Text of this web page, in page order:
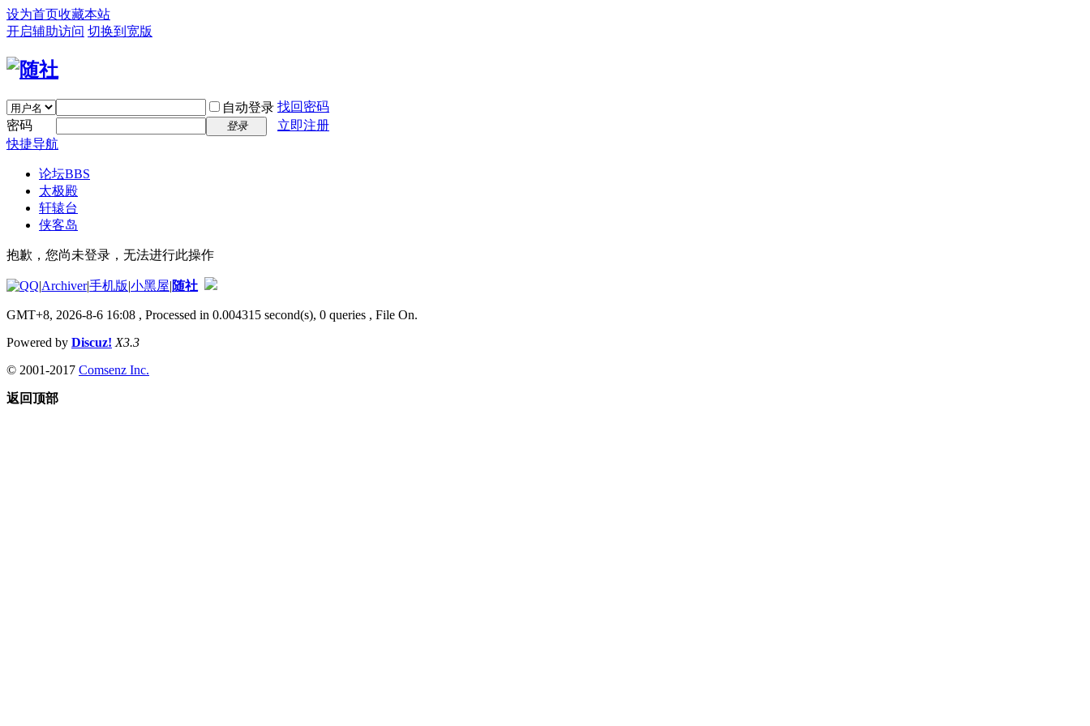
设为首页收藏本站
开启辅助访问 切换到宽版
自动登录 找回密码
密码
登录
立即注册
快捷导航
论坛BBS
太极殿
轩辕台
侠客岛
抱歉，您尚未登录，无法进行此操作
|Archiver|手机版|小黑屋|随社
GMT+8, 2026-8-6 16:08 , Processed in 0.004315 second(s), 0 queries , File On.
Powered by Discuz! X3.3
© 2001-2017 Comsenz Inc.
返回顶部